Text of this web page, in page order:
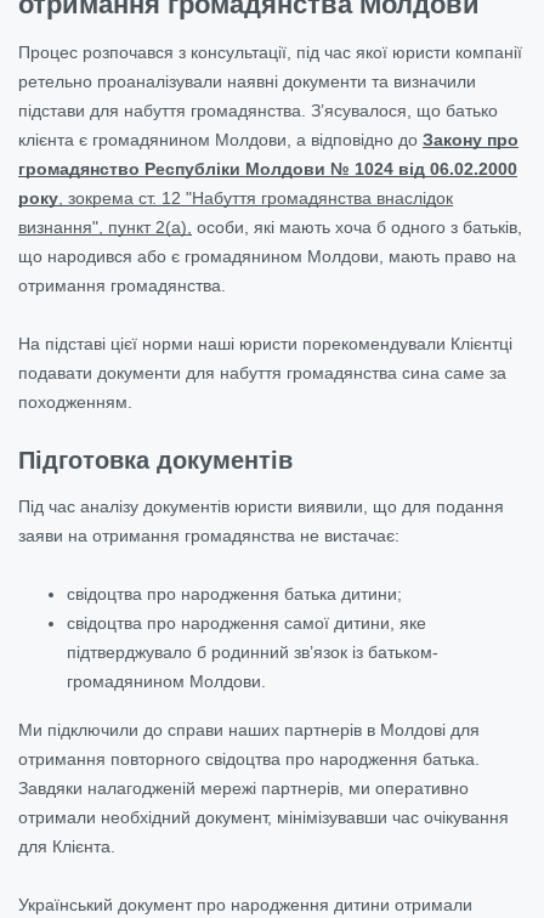
Процес розпочався з консультації, під час якої юристи компанії
ретельно проаналізували наявні документи та визначили
підстави для набуття громадянства. З’ясувалося, що батько
клієнта є громадянином Молдови, а відповідно до Закону про
громадянство Республіки Молдови № 1024 від 06.02.2000
року , зокрема ст. 12 "Набуття громадянства внаслідок
визнання", пункт 2(a), особи, які мають хоча б одного з батьків,
що народився або є громадянином Молдови, мають право на
отримання громадянства.
На підставі цієї норми наші юристи порекомендували Клієнтці
подавати документи для набуття громадянства сина саме за
походженням.
Підготовка документів
Під час аналізу документів юристи виявили, що для подання
заяви на отримання громадянства не вистачає:
свідоцтва про народження батька дитини;
свідоцтва про народження самої дитини, яке
підтверджувало б родинний зв’язок із батьком-
громадянином Молдови.
Ми підключили до справи наших партнерів в Молдові для
отримання повторного свідоцтва про народження батька.
Завдяки налагодженій мережі партнерів, ми оперативно
отримали необхідний документ, мінімізувавши час очікування
для Клієнта.
Український документ про народження дитини отримали